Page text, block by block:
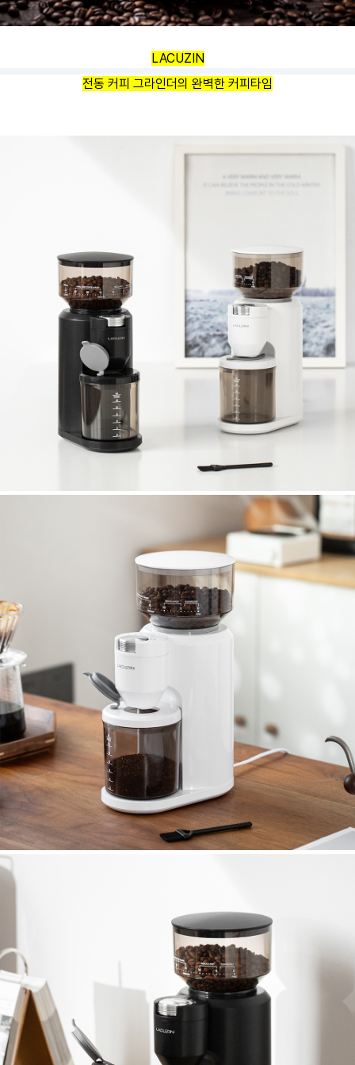
LACUZIN
전동 커피 그라인더의 완벽한 커피타임